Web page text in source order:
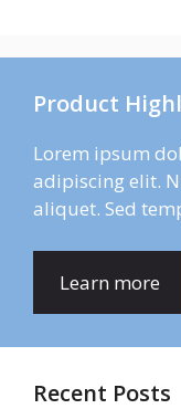
Product
Lorem ipsum
adipiscing elit.
aliquet. Sed
Learn more
Recent Posts